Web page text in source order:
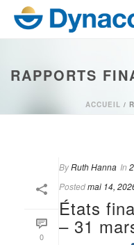
RAPPORTS
ACCUEIL /
0
ByRuth Hanna In
Postedmai 14,
États
– 31